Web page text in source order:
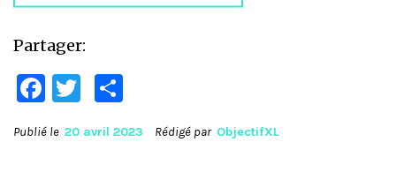
Partager:
Facebook
Twitter
Publié le 20 avril 2023 Rédigé par ObjectifXL